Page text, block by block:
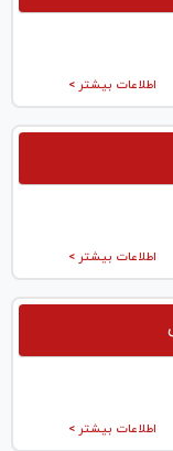
اطلاعات بیشتر >
اطلاعات بیشتر >
اطلاعات بیشتر >